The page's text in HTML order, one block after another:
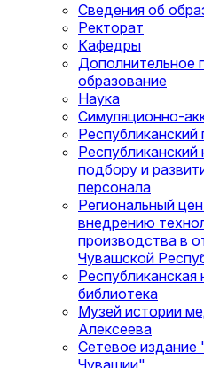
Сведения об
Ректорат
Кафедры
Дополнительное
образование
Наука
Симуляционно-
Республиканский
подбору и
персонала
Региональный
внедрению
производства в
Чувашской
библиотека
Музей истории
Алексеева
Сетевое издание